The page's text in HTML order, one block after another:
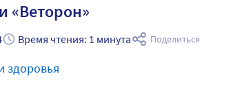
«Веторон»
Время чтения: 1 минута Поделиться
здоровья